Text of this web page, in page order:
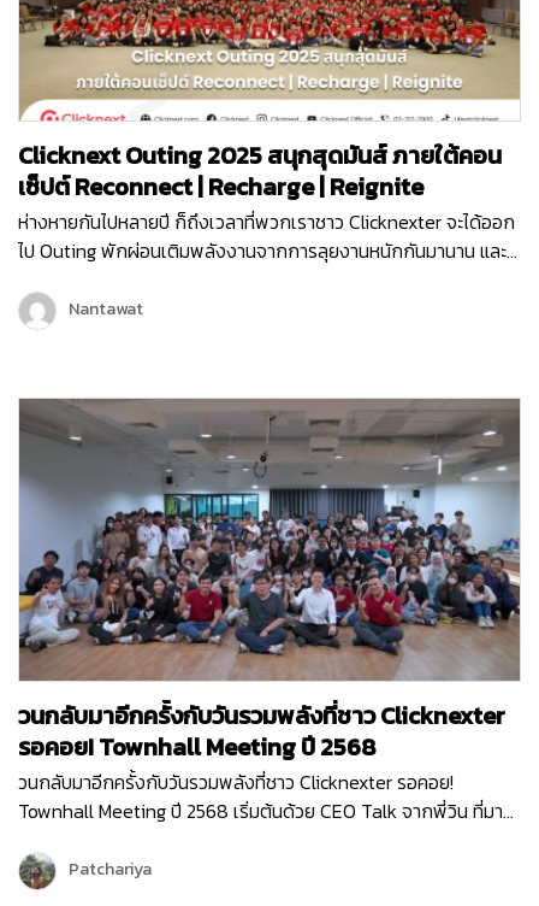
Clicknext Outing 2025 สนุกสุดมันส์ ภายใต้คอน
เซ็ปต์ Reconnect | Recharge | Reignite
ห่างหายกันไปหลายปี ก็ถึงเวลาที่พวกเราชาว Clicknexter จะได้ออก
ไป Outing พักผ่อนเติมพลังงานจากการลุยงานหนักกันมานาน และ
กิจกรรมมากมายทั้งช่วงกลางวันและกลางคืน เพื่อให้พนักงานได้
กระชับมิตร เติมเต็มพลังงาน จุดไฟแห่งการทำงานขึ้นมาใหม่ เพราะ
Reignite…
Nantawat
วนกลับมาอีกครั้งกับวันรวมพลังที่ชาว Clicknexter
รอคอย! Townhall Meeting ปี 2568
วนกลับมาอีกครั้งกับวันรวมพลังที่ชาว Clicknexter รอคอย!
Townhall Meeting ปี 2568 เริ่มต้นด้วย CEO Talk จากพี่วิน ที่มา
โอกาสและความท้าทาย ปีนี้ Clicknext มุ่งเน้นการขยายบริการและ
พัฒนาผลิตภัณฑ์ให้ตอบโจทย์ลูกค้ามากยิ่งขึ้น พร้อมกล่าวขอบคุณ
Patchariya